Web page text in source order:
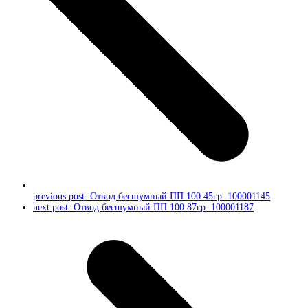
previous post: Отвод бесшумный ПП 100 45гр. 100001145
next post: Отвод бесшумный ПП 100 87гр. 100001187